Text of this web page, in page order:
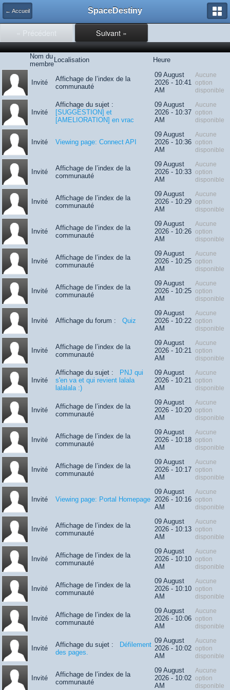
← Accueil SpaceDestiny
« Précédent Suivant »
Nom du
membre
Localisation Heure
Invité
Affichage de l’index de la
communauté
09 August
2026 - 10:41
AM
Aucune
option
disponible
Invité
Affichage du sujet :
[SUGGESTION] et
[AMELIORATION] en vrac
09 August
2026 - 10:37
AM
Aucune
option
disponible
Invité Viewing page: Connect API
09 August
2026 - 10:36
AM
Aucune
option
disponible
Invité
Affichage de l’index de la
communauté
09 August
2026 - 10:33
AM
Aucune
option
disponible
Invité
Affichage de l’index de la
communauté
09 August
2026 - 10:29
AM
Aucune
option
disponible
Invité
Affichage de l’index de la
communauté
09 August
2026 - 10:26
AM
Aucune
option
disponible
Invité
Affichage de l’index de la
communauté
09 August
2026 - 10:25
AM
Aucune
option
disponible
Invité
Affichage de l’index de la
communauté
09 August
2026 - 10:25
AM
Aucune
option
disponible
Invité Affichage du forum : Quiz
09 August
2026 - 10:22
AM
Aucune
option
disponible
Invité
Affichage de l’index de la
communauté
09 August
2026 - 10:21
AM
Aucune
option
disponible
Invité
Affichage du sujet :
PNJ qui
s'en va et qui revient lalala
lalalala :)
09 August
2026 - 10:21
AM
Aucune
option
disponible
Invité
Affichage de l’index de la
communauté
09 August
2026 - 10:20
AM
Aucune
option
disponible
Invité
Affichage de l’index de la
communauté
09 August
2026 - 10:18
AM
Aucune
option
disponible
Invité
Affichage de l’index de la
communauté
09 August
2026 - 10:17
AM
Aucune
option
disponible
Invité Viewing page: Portal Homepage
09 August
2026 - 10:16
AM
Aucune
option
disponible
Invité
Affichage de l’index de la
communauté
09 August
2026 - 10:13
AM
Aucune
option
disponible
Invité
Affichage de l’index de la
communauté
09 August
2026 - 10:10
AM
Aucune
option
disponible
Invité
Affichage de l’index de la
communauté
09 August
2026 - 10:10
AM
Aucune
option
disponible
Invité
Affichage de l’index de la
communauté
09 August
2026 - 10:06
AM
Aucune
option
disponible
Invité Affichage du sujet :
Défilement
des pages.
09 August
2026 - 10:02
AM
Aucune
option
disponible
Invité
Affichage de l’index de la
communauté
09 August
2026 - 10:02
AM
Aucune
option
disponible